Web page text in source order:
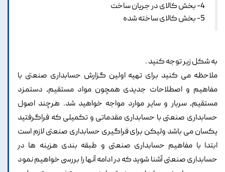
4- بخش کالای در جریان ساخت
5- بخش کالای ساخته شده
به شکل زیر توجه کنید .
ملاحظه می کنید برای تهیه اولین گزارش حسابداری صنعتی با
مفاهیم و اصطلاحات جدیدی همچون مواد مستقیم، دستمزد
مستقیم، سربار و سایر موارد مواجه خواهید شد. هرچند اصول
حسابداری صنعتی با حسابداری مقدماتی و تکمیلی که فراگرفتید
یکسان می باشد ولیکن برای فراگیری حسابداری صنعتی لازم است
ابتدا با مفاهیم حسابداری صنعتی و طبقه بندی هزینه ها در
حسابداری صنعتی آشنا شوید که در ادامه آنها را بررسی خواهیم نمود